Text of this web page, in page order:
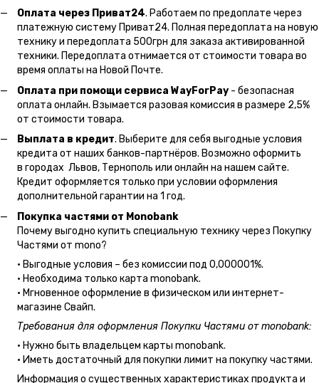
Оплата через Приват24. Работаем по предоплате через
платежную систему Приват24. Полная передоплата на новую
технику и передоплата 500грн для заказа активированной
техники. Передоплата отнимается от стоимости товара во
время оплаты на Новой Почте.
Оплата при помощи сервиса WayForPay - безопасная
оплата онлайн. Взымается разовая комиссия в размере 2,5%
от стоимости товара.
Выплата в кредит. Выберите для себя выгодные условия
кредита от наших банков-партнёров. Возможно оформить
в городах Львов, Тернополь или онлайн на нашем сайте.
Кредит оформляется только при условии оформления
дополнительной гарантии на 1 год.
Покупка частями от Monobank
Почему выгодно купить специальную технику через Покупку
Частями от mono?
• Выгодные условия – без комиссии под 0,000001%.
• Необходима только карта monobank.
• Мгновенное оформление в физическом или интернет-
магазине Cвайп.
Требования для оформления Покупки Частями от monobank:
• Нужно быть владельцем карты monobank.
• Иметь достаточный для покупки лимит на покупку частями.
Информация о существенных характеристиках продукта и